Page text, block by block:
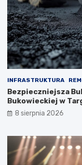
INFRASTRUKTURA
Bezpieczniejsza
Bukowieckiej w
8 sierpnia 2026